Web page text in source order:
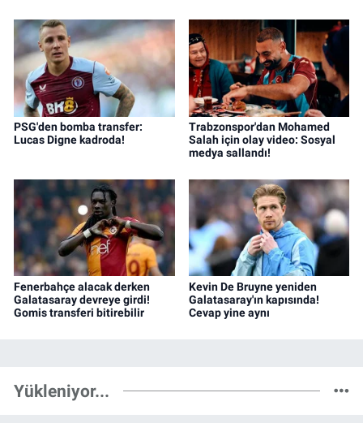
PSG'den bomba transfer:
Lucas Digne kadroda!
Trabzonspor'dan Mohamed
Salah için olay video: Sosyal
medya sallandı!
Fenerbahçe alacak derken
Galatasaray devreye girdi!
Gomis transferi bitirebilir
Kevin De Bruyne yeniden
Galatasaray'ın kapısında!
Cevap yine aynı
Yükleniyor...